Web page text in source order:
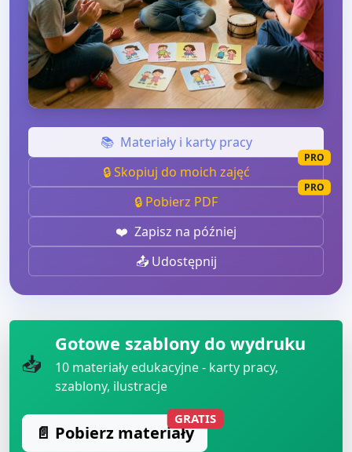
📚 Materiały i karty pracy
🔒 Skopiuj do moich zajęć
PRO
🔒 Pobierz PDF
PRO
❤️ Zapisz na później
📤 Udostępnij
📥
Gotowe szablony do wydruku
10 materiały edukacyjne - karty pracy,
szablony, ilustracje
📄 Pobierz materiały
GRATIS